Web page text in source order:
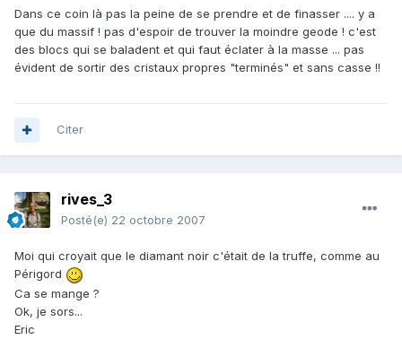
Dans ce coin là pas la peine de se prendre et de finasser .... y a
que du massif ! pas d'espoir de trouver la moindre geode ! c'est
des blocs qui se baladent et qui faut éclater à la masse ... pas
évident de sortir des cristaux propres "terminés" et sans casse !!
Citer
rives_3
Posté(e) 22 octobre 2007
Moi qui croyait que le diamant noir c'était de la truffe, comme au
Périgord
Ca se mange ?
Ok, je sors...
Eric